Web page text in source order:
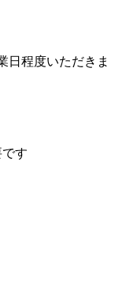
日程度いただきま
す